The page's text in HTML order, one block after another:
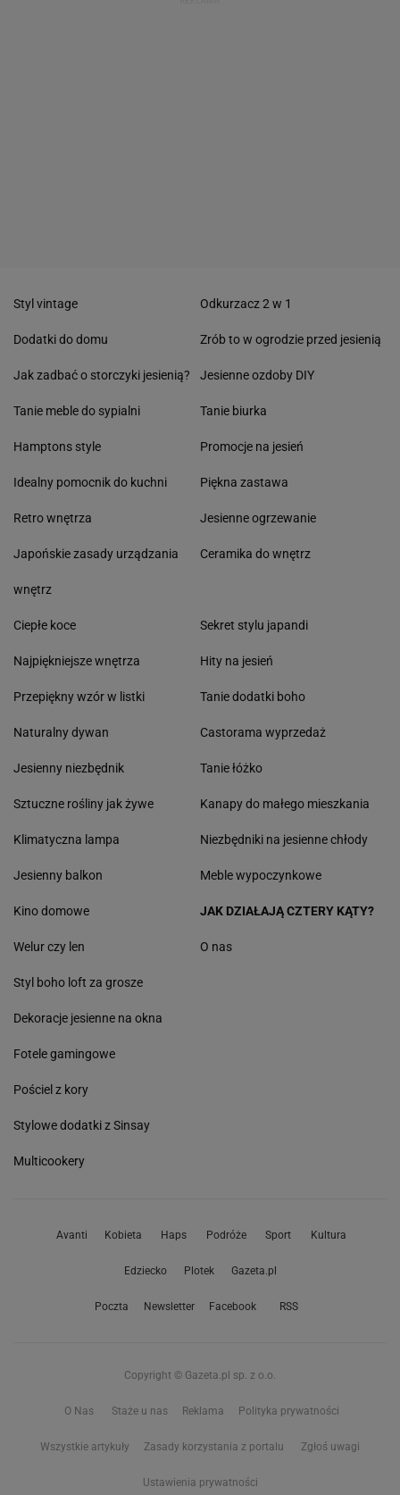
Styl vintage
Dodatki do domu
Jak zadbać o storczyki jesienią?
Tanie meble do sypialni
Hamptons style
Idealny pomocnik do kuchni
Retro wnętrza
Japońskie zasady urządzania
wnętrz
Odkurzacz 2 w 1
Zrób to w ogrodzie przed jesienią
Jesienne ozdoby DIY
Tanie biurka
Promocje na jesień
Piękna zastawa
Jesienne ogrzewanie
Ceramika do wnętrz
Ciepłe koce
Najpiękniejsze wnętrza
Przepiękny wzór w listki
Naturalny dywan
Jesienny niezbędnik
Sztuczne rośliny jak żywe
Klimatyczna lampa
Jesienny balkon
Sekret stylu japandi
Hity na jesień
Tanie dodatki boho
Castorama wyprzedaż
Tanie łóżko
Kanapy do małego mieszkania
Niezbędniki na jesienne chłody
Meble wypoczynkowe
Kino domowe
Welur czy len
Styl boho loft za grosze
Dekoracje jesienne na okna
Fotele gamingowe
Pościel z kory
Stylowe dodatki z Sinsay
Multicookery
JAK DZIAŁAJĄ CZTERY KĄTY?
O nas
Avanti Kobieta Haps Podróże Sport Kultura
Edziecko Plotek Gazeta.pl
Poczta Newsletter Facebook RSS
Copyright © Gazeta.pl sp. z o.o.
O Nas Staże u nas Reklama Polityka prywatności
Wszystkie artykuły Zasady korzystania z portalu Zgłoś uwagi
Ustawienia prywatności